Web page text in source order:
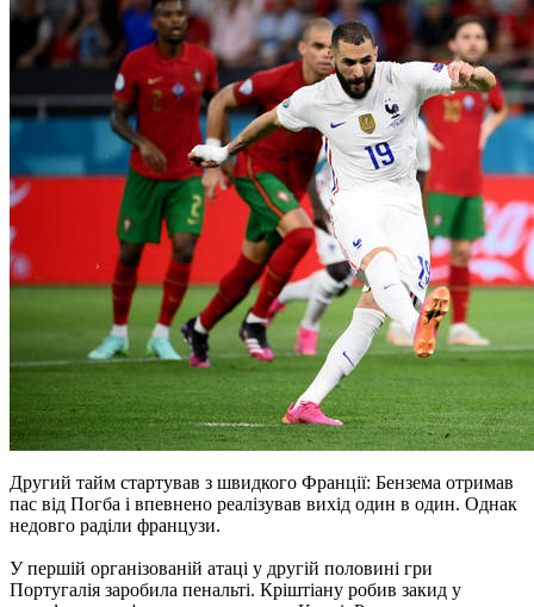
Другий тайм стартував з швидкого Франції: Бензема отримав
пас від Погба і впевнено реалізував вихід один в один. Однак
недовго раділи французи.
У першій організованій атаці у другій половині гри
Португалія заробила пенальті. Кріштіану робив закид у